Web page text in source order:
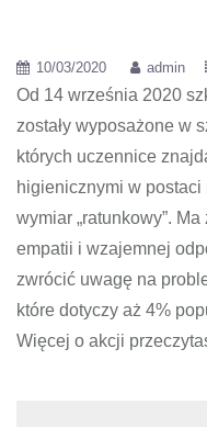
10/03/2020 admin
Od 14 września 2020
zostały wyposażone w
których uczennice
higienicznymi w
wymiar „ratunkowy”.
empatii i wzajemnej
zwrócić uwagę na
które dotyczy aż 4%
Więcej o akcji